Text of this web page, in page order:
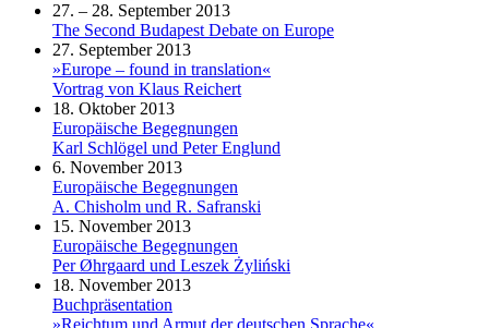
27. – 28. September 2013
The Second Budapest Debate on Europe
27. September 2013
»Europe – found in translation«
Vortrag von Klaus Reichert
18. Oktober 2013
Europäische Begegnungen
Karl Schlögel und Peter Englund
6. November 2013
Europäische Begegnungen
A. Chisholm und R. Safranski
15. November 2013
Europäische Begegnungen
Per Øhrgaard und Leszek Żyliński
18. November 2013
Buchpräsentation
»Reichtum und Armut der deutschen Sprache«